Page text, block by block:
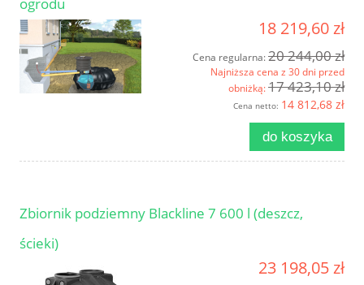
ogrodu
18 219,60 zł
Cena regularna:20 244,00 zł
Najniższa cena z 30 dni przed
obniżką:17 423,10 zł
Cena netto: 14 812,68 zł
do koszyka
Zbiornik podziemny Blackline 7 600 l (deszcz,
ścieki)
23 198,05 zł